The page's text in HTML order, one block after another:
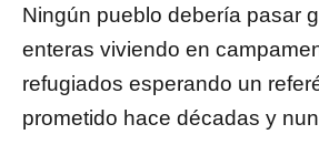
Ningún pueblo debería pasar
enteras viviendo en
refugiados esperando un
prometido hace décadas y